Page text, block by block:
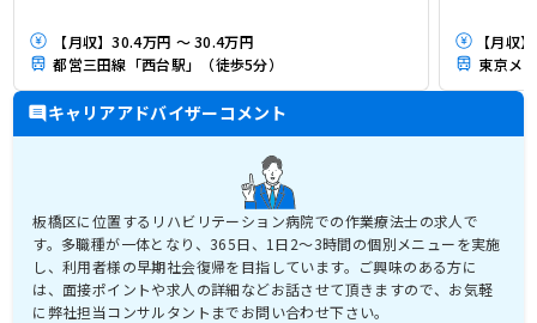
【月収】30.4万円 ～ 30.4万円
都営三田線「西台駅」（徒歩5分）
東京メ
キャリアアドバイザーコメント
板橋区に位置するリハビリテーション病院での作業療法士の求人で
す。多職種が一体となり、365日、1日2～3時間の個別メニューを実施
し、利用者様の早期社会復帰を目指しています。ご興味のある方に
は、面接ポイントや求人の詳細などお話させて頂きますので、お気軽
に弊社担当コンサルタントまでお問い合わせ下さい。